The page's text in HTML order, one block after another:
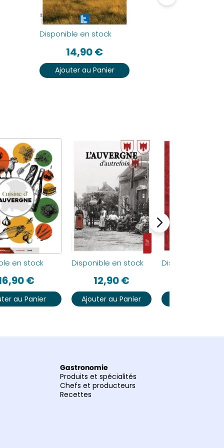
Disponible en stock
14,90€
Ajouter au Panier
en stock
€
au Panier
Disponible en stock
12,90€
Ajouter au Panier
Disponible en
Gastronomie
Produits et spécialités
Chefs et producteurs
Recettes